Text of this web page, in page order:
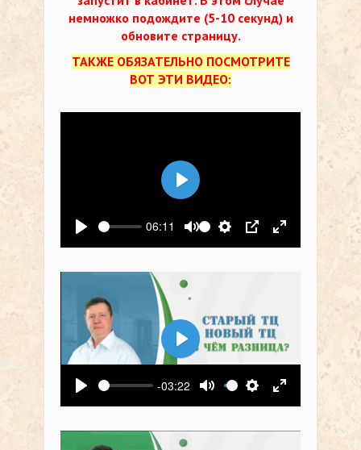
немножко подождите (5-10 секунд) и
обновите страницу.
ТАКЖЕ ОБЯЗАТЕЛЬНО ПОСМОТРИТЕ
ВОТ ЭТИ ВИДЕО:
Воспроизвести
06:11
Выключить звук
Настройки
PIP На весь
Воспроизвести
Воспроизвести
-03:22
Выключить звук
Настройки
На весь
Воспроизвести